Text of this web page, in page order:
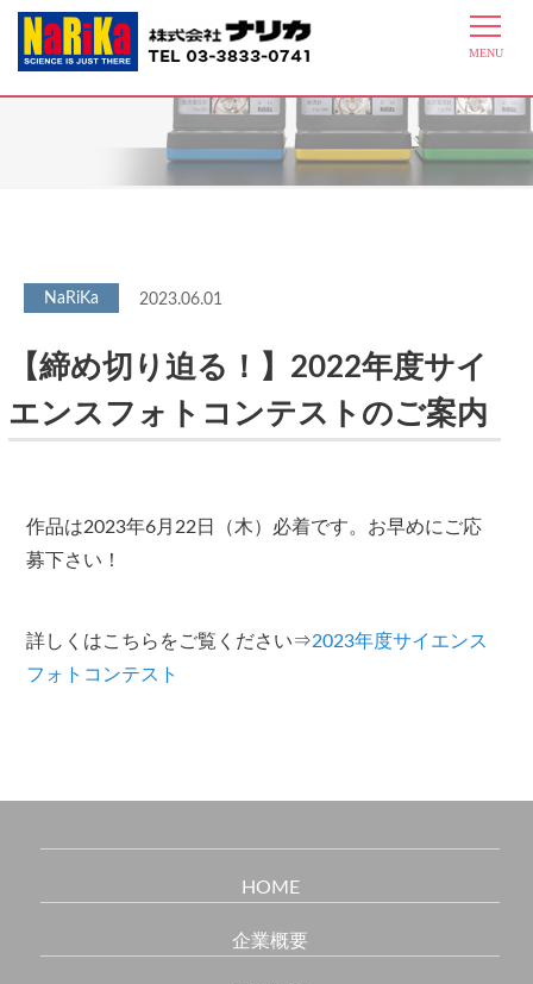
最新情報
2023.06.01
【締め切り迫る！】2022年度サイ
エンスフォトコンテストのご案内
作品は2023年6月22日（木）必着です。お早めにご応
募下さい！
詳しくはこちらをご覧ください⇒2023年度サイエンス
フォトコンテスト
HOME
企業概要